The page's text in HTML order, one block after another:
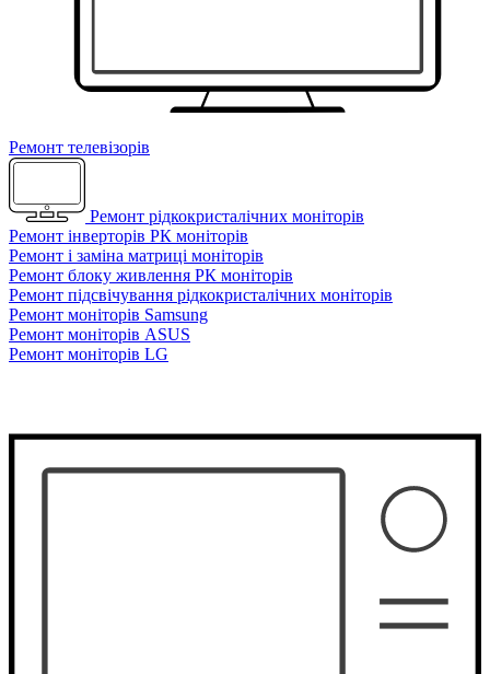
Ремонт телевізорів
Ремонт рідкокристалічних моніторів
Ремонт інверторів РК моніторів
Ремонт і заміна матриці моніторів
Ремонт блоку живлення РК моніторів
Ремонт підсвічування рідкокристалічних моніторів
Ремонт моніторів Samsung
Ремонт моніторів ASUS
Ремонт моніторів LG